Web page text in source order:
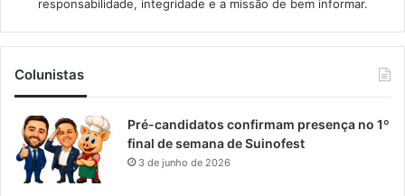
responsabilidade, integridade e a missão de bem informar.​
Colunistas
Pré-candidatos confirmam presença no 1º
final de semana de Suinofest
3 de junho de 2026